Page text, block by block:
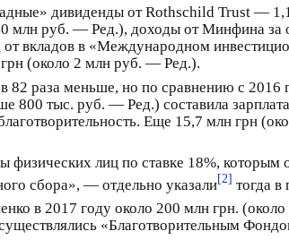
дивиденды от Rothschild Trust —
млн руб. — Ред.), доходы от Минфина за
вкладов в «Международном
(около 2 млн руб. — Ред.).
82 раза меньше, но по сравнению с
800 тыс. руб. — Ред.) составила
Еще 15,7 млн грн
лиц по ставке 18%, которым
сбора», — отдельно указали[2] тогда
в 2017 году около 200 млн грн.
«Благотворительным